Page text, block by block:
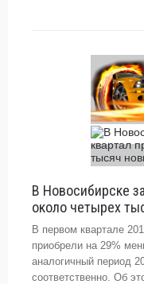
В Новосибирске
около четырех
В первом квартале
приобрели на 29%
аналогичный период
соответственно. Об